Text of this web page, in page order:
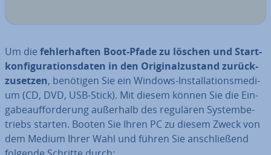
Um die feh­ler­haf­ten Boot-Pfade zu löschen und Start­
kon­fi­gu­ra­ti­ons­da­ten in den Ori­gi­nal­zu­stand zu­rück­
zu­set­zen, benötigen Sie ein Windows-In­stal­la­ti­ons­me­di­
um (CD, DVD, USB-Stick). Mit diesem können Sie die Ein­
ga­be­auf­for­de­rung außerhalb des regulären Sys­tem­be­
triebs starten. Booten Sie Ihren PC zu diesem Zweck von
dem Medium Ihrer Wahl und führen Sie an­schlie­ßend